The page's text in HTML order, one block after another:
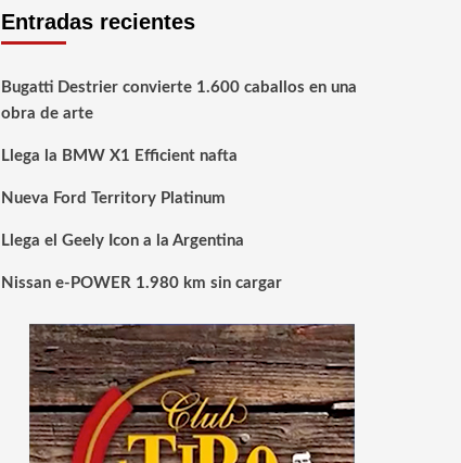
Entradas recientes
Bugatti Destrier convierte 1.600 caballos en una
obra de arte
Llega la BMW X1 Efficient nafta
Nueva Ford Territory Platinum
Llega el Geely Icon a la Argentina
Nissan e-POWER 1.980 km sin cargar